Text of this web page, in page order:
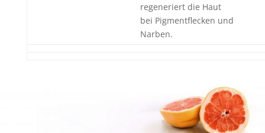
regeneriert die Haut
bei Pigmentflecken und
Narben.